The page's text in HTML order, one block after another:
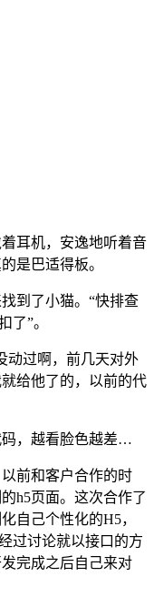
耳机，安逸地听着音
是巴适得板。
到了小猫。“快排查
了”。
动过啊，前几天对外
给他了的，以前的代
码，越看脸色越差…
前和客户合作的时
h5页面。这次合作了
自己个性化的H5，
过讨论就以接口的方
完成之后自己来对